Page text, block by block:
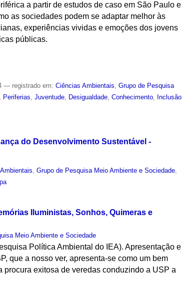
a partir de estudos de caso em São Paulo e
as sociedades podem se adaptar melhor às
experiências vividas e emoções dos jovens
públicas.
— registrado em:Ciências Ambientais ,Grupo de Pesquisa
Periferias ,Juventude Desigualdade ,Conhecimento
Inclusão
do Desenvolvimento Sustentável -
,Grupo de Pesquisa Meio Ambiente e Sociedade
Iluministas, Sonhos, Quimeras e
Meio Ambiente e Sociedade
Política Ambiental do IEA). Apresentação e
que a nosso ver, apresenta-se como um bem
exitosa de veredas conduzindo a USP a